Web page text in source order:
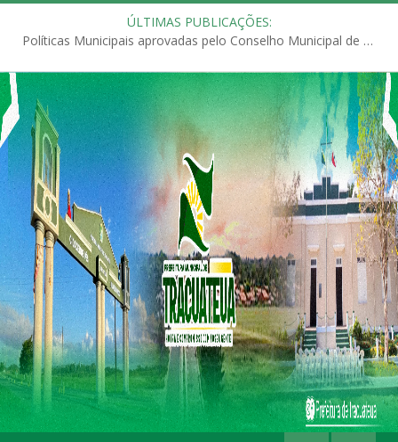
ÚLTIMAS PUBLICAÇÕES:
Políticas Municipais aprovadas pelo Conselho Municipal de Educação (CME)